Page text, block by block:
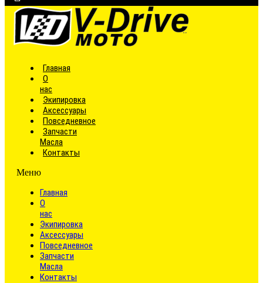
Главная
О
нас
Экипировка
Аксессуары
Повседневное
Запчасти
Масла
Контакты
Меню
Главная
О
нас
Экипировка
Аксессуары
Повседневное
Запчасти
Масла
Контакты